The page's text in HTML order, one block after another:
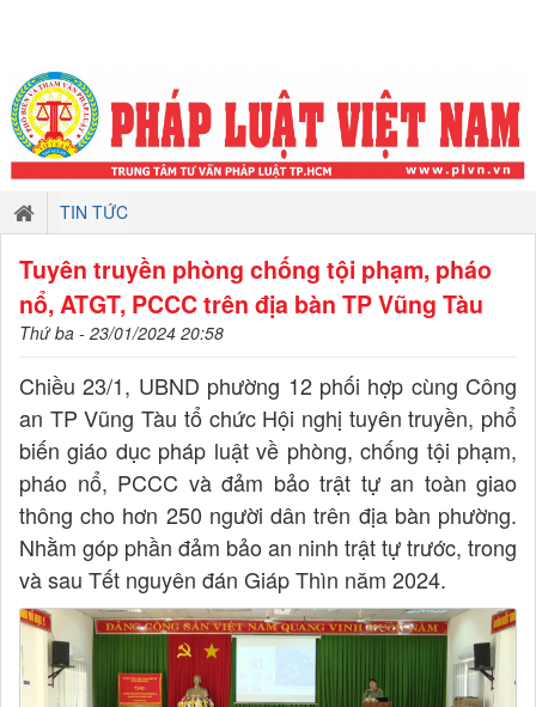
TIN TỨC
Tuyên truyền phòng chống tội phạm, pháo
nổ, ATGT, PCCC trên địa bàn TP Vũng Tàu
Thứ ba - 23/01/2024 20:58
Chiều 23/1, UBND phường 12 phối hợp cùng Công
an TP Vũng Tàu tổ chức Hội nghị tuyên truyền, phổ
biến giáo dục pháp luật về phòng, chống tội phạm,
pháo nổ, PCCC và đảm bảo trật tự an toàn giao
thông cho hơn 250 người dân trên địa bàn phường.
Nhằm góp phần đảm bảo an ninh trật tự trước, trong
và sau Tết nguyên đán Giáp Thìn năm 2024.